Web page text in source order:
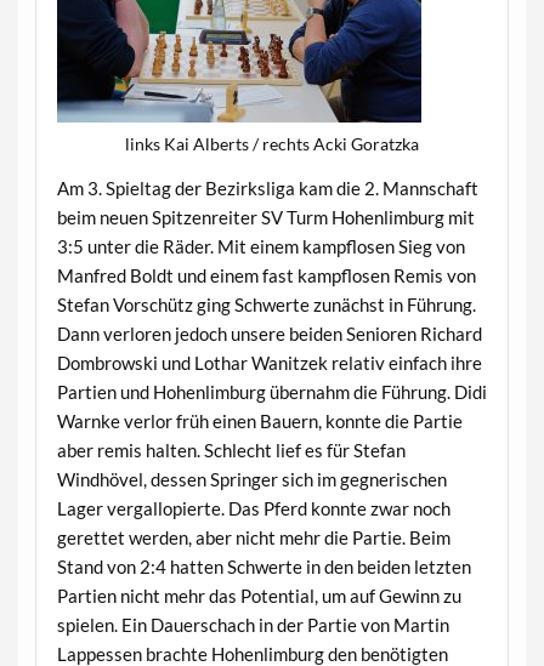
links Kai Alberts / rechts Acki Goratzka
Am 3. Spieltag der Bezirksliga kam die 2. Mannschaft
beim neuen Spitzenreiter SV Turm Hohenlimburg mit
3:5 unter die Räder. Mit einem kampflosen Sieg von
Manfred Boldt und einem fast kampflosen Remis von
Stefan Vorschütz ging Schwerte zunächst in Führung.
Dann verloren jedoch unsere beiden Senioren Richard
Dombrowski und Lothar Wanitzek relativ einfach ihre
Partien und Hohenlimburg übernahm die Führung. Didi
Warnke verlor früh einen Bauern, konnte die Partie
aber remis halten. Schlecht lief es für Stefan
Windhövel, dessen Springer sich im gegnerischen
Lager vergallopierte. Das Pferd konnte zwar noch
gerettet werden, aber nicht mehr die Partie. Beim
Stand von 2:4 hatten Schwerte in den beiden letzten
Partien nicht mehr das Potential, um auf Gewinn zu
spielen. Ein Dauerschach in der Partie von Martin
Lappessen brachte Hohenlimburg den benötigten